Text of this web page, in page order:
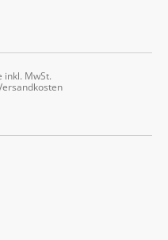
inkl. MwSt.
gewünschten